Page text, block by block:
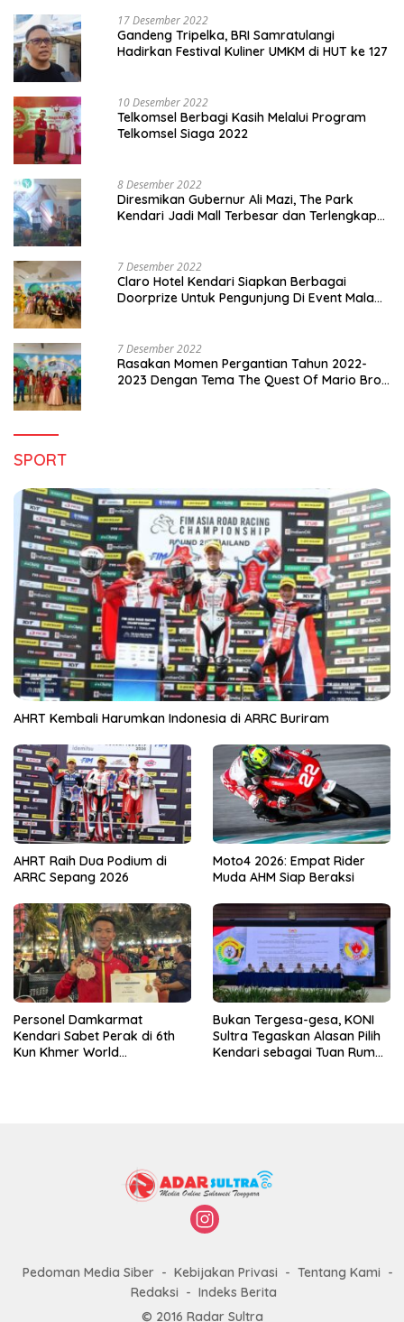
17 Desember 2022
Gandeng Tripelka, BRI Samratulangi
Hadirkan Festival Kuliner UMKM di HUT ke 127
10 Desember 2022
Telkomsel Berbagi Kasih Melalui Program
Telkomsel Siaga 2022
8 Desember 2022
Diresmikan Gubernur Ali Mazi, The Park
Kendari Jadi Mall Terbesar dan Terlengkap
7 Desember 2022
Claro Hotel Kendari Siapkan Berbagai
Doorprize Untuk Pengunjung Di Event Malam
7 Desember 2022
Rasakan Momen Pergantian Tahun 2022-
2023 Dengan Tema The Quest Of Mario Bros
SPORT
AHRT Kembali Harumkan Indonesia di ARRC Buriram
AHRT Raih Dua Podium di
ARRC Sepang 2026
Moto4 2026: Empat Rider
Muda AHM Siap Beraksi
Personel Damkarmat
Kendari Sabet Perak di 6th
Kun Khmer World
Bukan Tergesa-gesa, KONI
Sultra Tegaskan Alasan Pilih
Kendari sebagai Tuan Rumah
Pedoman Media Siber Kebijakan Privasi
Tentang Kami
Redaksi
Indeks Berita
© 2016 Radar Sultra